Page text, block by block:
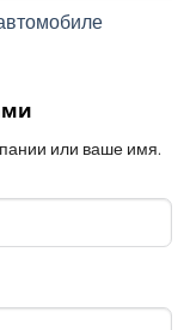
или ваше имя.